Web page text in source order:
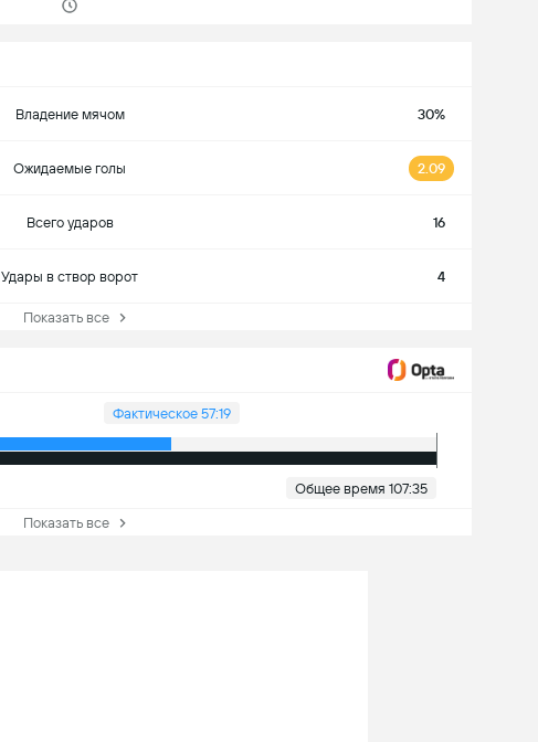
Владение мячом 30%
Ожидаемые голы 2.09
Всего ударов 16
Удары в створ ворот 4
Показать все
Фактическое 57:19
Общее время 107:35
Показать все